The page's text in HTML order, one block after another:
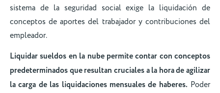
sistema de la seguridad social exige la liquidación de
conceptos de aportes del trabajador y contribuciones del
empleador.
Liquidar sueldos en la nube permite contar con conceptos
predeterminados que resultan cruciales a la hora de agilizar
la carga de las liquidaciones mensuales de haberes. Poder